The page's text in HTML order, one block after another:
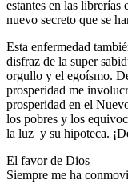
estantes en las librerías
nuevo secreto que se
Esta enfermedad
disfraz de la super
orgullo y el egoísmo.
prosperidad me
prosperidad en el
los pobres y los
la luz y su hipoteca.
El favor de Dios
Siempre me ha